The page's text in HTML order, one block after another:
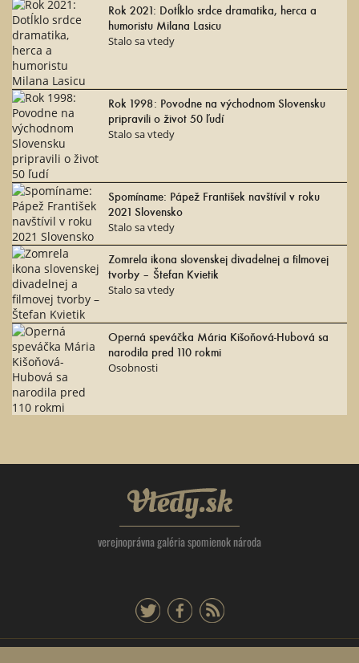
Rok 2021: Dotĺklo srdce dramatika, herca a
humoristu Milana Lasicu
Stalo sa vtedy
Rok 1998: Povodne na východnom Slovensku
pripravili o život 50 ľudí
Stalo sa vtedy
Spomíname: Pápež František navštívil v roku
2021 Slovensko
Stalo sa vtedy
Zomrela ikona slovenskej divadelnej a filmovej
tvorby – Štefan Kvietik
Stalo sa vtedy
Operná speváčka Mária Kišoňová-Hubová sa
narodila pred 110 rokmi
Osobnosti
Vtedy.sk
verejnoprávna galéria spomienok národa
twitterfacebook
rss